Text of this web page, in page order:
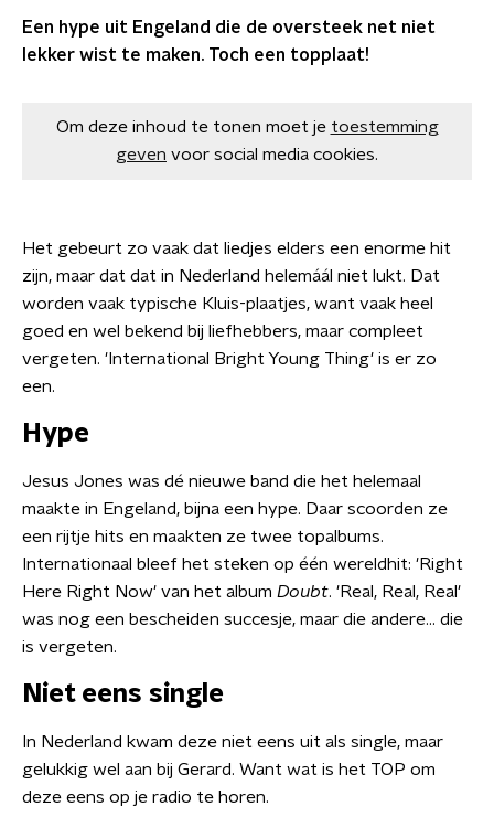
Een hype uit Engeland die de oversteek net niet
lekker wist te maken. Toch een topplaat!
Om deze inhoud te tonen moet je toestemming
geven voor social media cookies.
Het gebeurt zo vaak dat liedjes elders een enorme hit
zijn, maar dat dat in Nederland helemáál niet lukt. Dat
worden vaak typische Kluis-plaatjes, want vaak heel
goed en wel bekend bij liefhebbers, maar compleet
vergeten. 'International Bright Young Thing' is er zo
een.
Hype
Jesus Jones was dé nieuwe band die het helemaal
maakte in Engeland, bijna een hype. Daar scoorden ze
een rijtje hits en maakten ze twee topalbums.
Internationaal bleef het steken op één wereldhit: 'Right
Here Right Now' van het album Doubt. 'Real, Real, Real'
was nog een bescheiden succesje, maar die andere... die
is vergeten.
Niet eens single
In Nederland kwam deze niet eens uit als single, maar
gelukkig wel aan bij Gerard. Want wat is het TOP om
deze eens op je radio te horen.